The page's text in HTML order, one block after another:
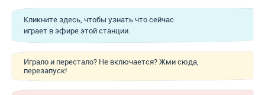
Кликните здесь, чтобы узнать что сейчас
играет в эфире этой станции.
Играло и перестало? Не включается? Жми сюда,
перезапуск!